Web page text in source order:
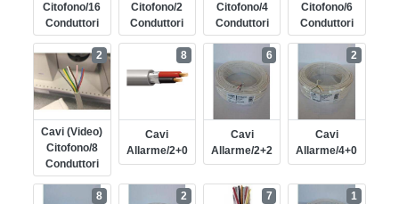
Citofono/16
Conduttori
Citofono/2
Conduttori
Citofono/4
Conduttori
Citofono/6
Conduttori
Cavi (video)
Citofono/8
Conduttori
2
Cavi
Allarme/2+0
8
Cavi
Allarme/2+2
6
Cavi
Allarme/4+0
2
8 2 7 1